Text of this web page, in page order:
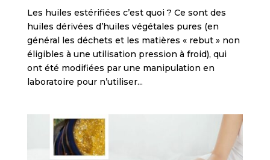
Les huiles estérifiées c’est quoi ? Ce sont des
huiles dérivées d’huiles végétales pures (en
général les déchets et les matières « rebut » non
éligibles à une utilisation pression à froid), qui
ont été modifiées par une manipulation en
laboratoire pour n’utiliser...